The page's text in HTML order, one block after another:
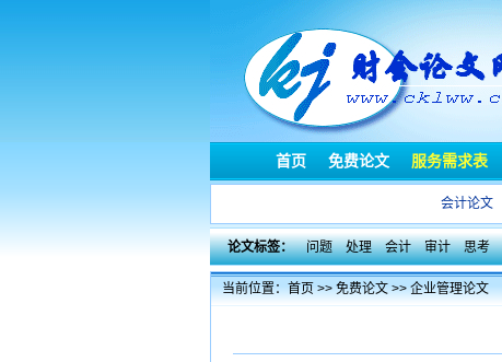
首页 免费论文 服务需求表
会计论文
论文标签： 问题 处理 会计 审计 思考
当前位置：首页>>免费论文>>企业管理论文